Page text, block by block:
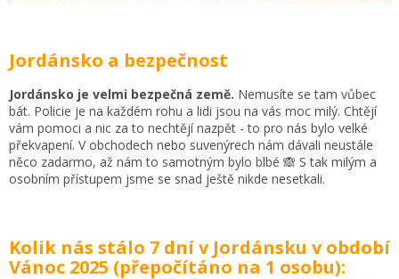
Jordánsko a bezpečnost
Jordánsko je velmi bezpečná země. Nemusíte se tam vůbec
bát. Policie je na každém rohu a lidi jsou na vás moc milý. Chtějí
vám pomoci a nic za to nechtějí nazpět - to pro nás bylo velké
překvapení. V obchodech nebo suvenýrech nám dávali neustále
něco zadarmo, až nám to samotným bylo blbé 🙈 S tak milým a
osobním přístupem jsme se snad ještě nikde nesetkali.
Kolik nás stálo 7 dní v Jordánsku v období
Vánoc 2025 (přepočítáno na 1 osobu):